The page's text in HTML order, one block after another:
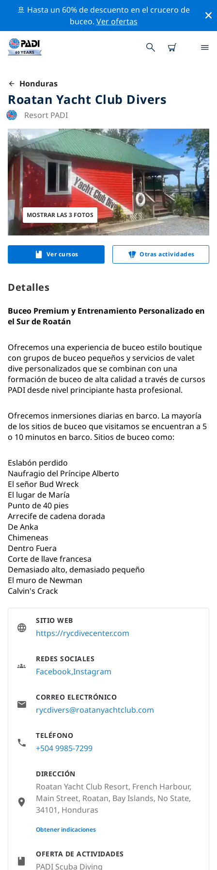
🚢 Hasta un 60% de descuento en el crucero de
buceo. Ver ofertas
Honduras
Roatan Yacht Club Divers
Resort PADI
MOSTRAR LAS 3 FOTOS
Ver cursos Otras actividades
Detalles
Buceo Premium y Entrenamiento Personalizado en
el Sur de Roatán
Ofrecemos una experiencia de buceo estilo boutique
con grupos de buceo pequeños y servicios de valet
dive personalizados que se combinan con una
formación de buceo de alta calidad a través de cursos
PADI desde nivel principiante hasta profesional.
Ofrecemos inmersiones diarias en barco. La mayoría
de los sitios de buceo que visitamos se encuentran a 5
o 10 minutos en barco. Sitios de buceo como:
Eslabón perdido
Naufragio del Príncipe Alberto
El señor Bud Wreck
El lugar de María
Punto de 40 pies
Arrecife de cadena dorada
De Anka
Chimeneas
Dentro Fuera
Corte de llave francesa
Demasiado alto, demasiado pequeño
El muro de Newman
Calvin's Crack
OFERTA DE ACTIVIDADES
PADI Scuba Diving
SITIO WEB
https://rycdivecenter.com
REDES SOCIALES
FacebookInstagram
CORREO ELECTRÓNICO
rycdivers@roatanyachtclub.com
TELÉFONO
+504 9985-7299
DIRECCIÓN
Roatan Yacht Club Resort, French Harbour,
Main Street, Roatan, Bay Islands, No State,
34101, Honduras
None
Obtener indicaciones